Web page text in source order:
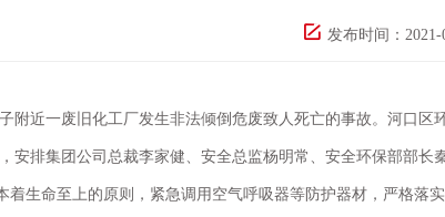
发布时间：2021-
附近一废旧化工厂发生非法倾倒危废致人死亡的事故。河口区
安排集团公司总裁李家健、安全总监杨明常、安全环保部部长
着生命至上的原则，紧急调用空气呼吸器等防护器材，严格